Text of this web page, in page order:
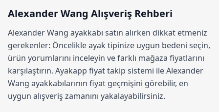
Alexander Wang Alışveriş Rehberi
Alexander Wang ayakkabı satın alırken dikkat etmeniz
gerekenler: Öncelikle ayak tipinize uygun bedeni seçin,
ürün yorumlarını inceleyin ve farklı mağaza fiyatlarını
karşılaştırın. Ayakapp fiyat takip sistemi ile Alexander
Wang ayakkabılarının fiyat geçmişini görebilir, en
uygun alışveriş zamanını yakalayabilirsiniz.